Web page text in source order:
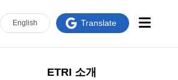
ETRI 소개
English Translate